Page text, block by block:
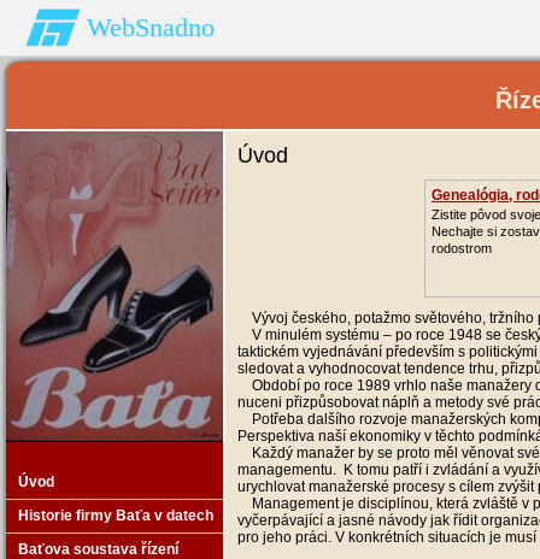
WebSnadno
Úvod
Historie firmy Baťa v datech
Baťova soustava řízení
Úvod
Genealógia,
Zistite pôvod
Nechajte si
rodostrom
Vývoj českého, potažmo světového, tržního
V minulém systému – po roce 1948 se
taktickém vyjednávání především s
sledovat a vyhodnocovat tendence trhu,
Období po roce 1989 vrhlo naše manažery
nuceni přizpůsobovat náplň a metody své
Potřeba dalšího rozvoje manažerských
Perspektiva naší ekonomiky v těchto
Každý manažer by se proto měl věnovat
managementu. K tomu patří i zvládání a
urychlovat manažerské procesy s cílem
Management je disciplínou, která zvláště v
vyčerpávající a jasné návody jak řídit
pro jeho práci. V konkrétních situacích je